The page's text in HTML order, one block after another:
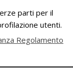
parti per il
utenti.
Regolamento